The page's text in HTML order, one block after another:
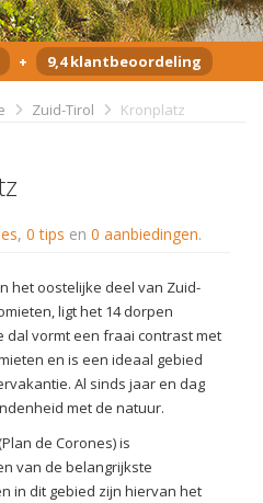
+ 9,4 klantbeoordeling
Zuid-Tirol Kronplatz
, 0 tips en 0 aanbiedingen.
het oostelijke deel van Zuid-
ligt het 14 dorpen
dal vormt een fraai contrast met
en is een ideaal gebied
Al sinds jaar en dag
met de natuur.
de Corones) is
van de belangrijkste
in dit gebied zijn hiervan het